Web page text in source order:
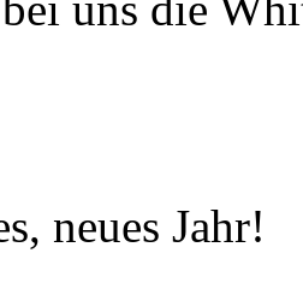
neues Jahr!